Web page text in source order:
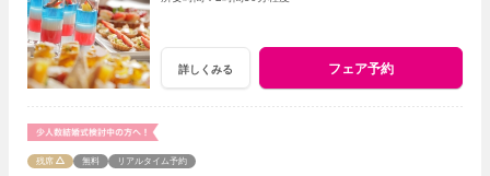
詳しくみる フェア予約
残席 無料 リアルタイム予約